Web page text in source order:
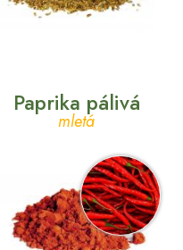
Paprika pálivá
mletá